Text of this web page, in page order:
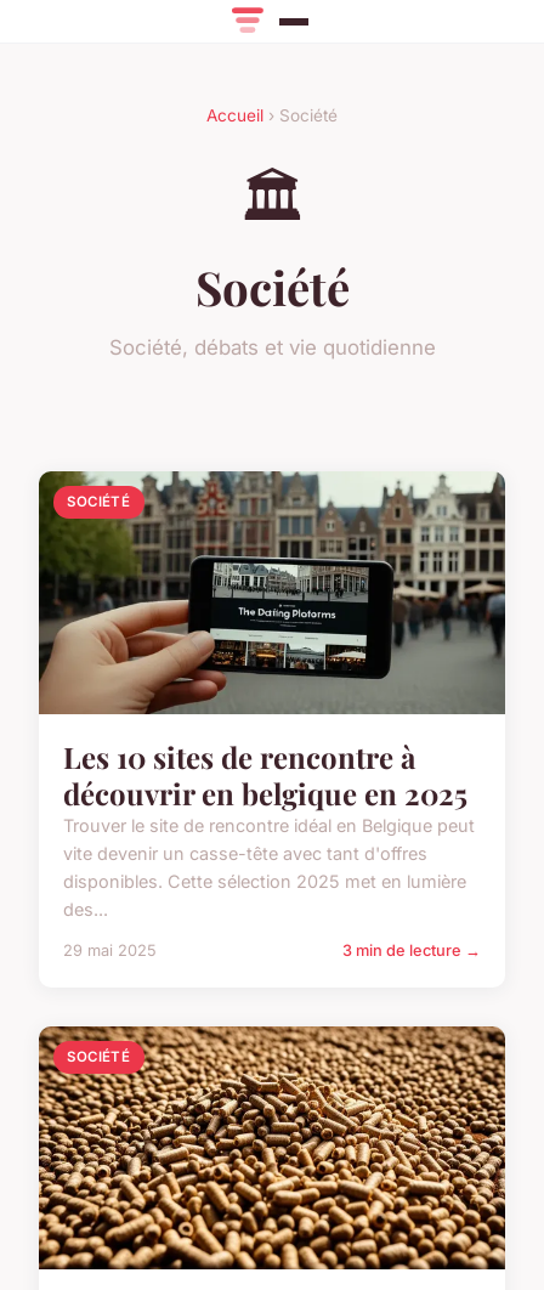
Accueil › Société
🏛️
Société
Société, débats et vie quotidienne
SOCIÉTÉ
Les 10 sites de rencontre à
découvrir en belgique en 2025
Trouver le site de rencontre idéal en Belgique peut
vite devenir un casse-tête avec tant d'offres
disponibles. Cette sélection 2025 met en lumière
des...
29 mai 2025 3 min de lecture →
SOCIÉTÉ